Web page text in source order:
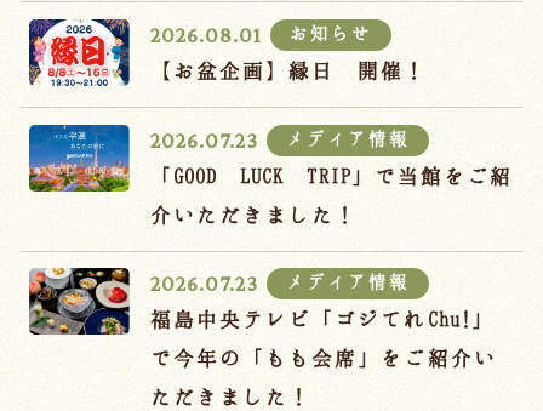
2026.08.01 お知らせ
【お盆企画】縁日 開催！
2026.07.23 メディア情報
「GOOD LUCK TRIP」で当館をご紹
介いただきました！
2026.07.23 メディア情報
福島中央テレビ「ゴジてれChu!」
で今年の「もも会席」をご紹介い
ただきました！
お知らせ よくあるご質問
予約確認・変更・キャンセル
キャンセルポリシー
宿泊約款
オンラインショップ
吉川屋×温泉むすめ